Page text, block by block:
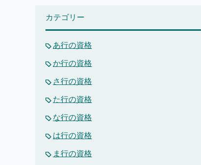
カテゴリー
あ行の資格
か行の資格
さ行の資格
た行の資格
な行の資格
は行の資格
ま行の資格